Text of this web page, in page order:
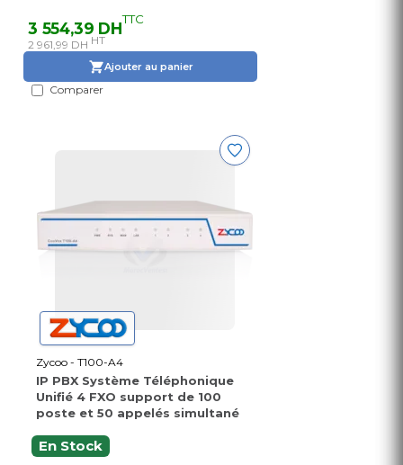
3 554,39 DHTTC
2 961,99 DH HT
Ajouter au panier
Comparer
Zycoo - T100-A4
IP PBX Système Téléphonique
Unifié 4 FXO support de 100
poste et 50 appelés simultané
En Stock